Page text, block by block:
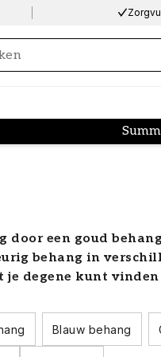
door een goud
behang in
degene kunt vinden
Blauw behang